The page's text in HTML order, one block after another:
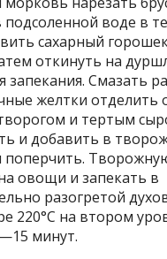
воде в
сахарный
откинуть на
запекания. Смазать
желтки отделить
и тертым
и добавить в
поперчить.
овощи и запекать в
разогретой
220°С на втором
минут.